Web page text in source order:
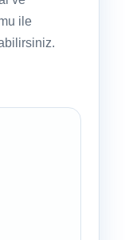
ile